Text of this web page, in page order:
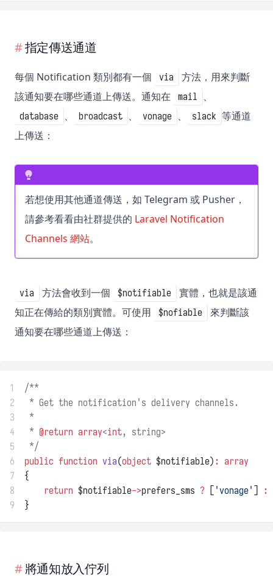
指定傳送通道
每個 Notification 類別都有一個 via
方法，用來判斷
該通知要在哪些通道上傳送。通知在
mail 、
database 、 broadcast 、 vonage 、 slack 等通道
上傳送：
若想使用其他通道傳送，如 Telegram 或 Pusher，
請參考看看由社群提供的 Laravel Notification
Channels 網站。
via 方法會收到一個 $notifiable
實體，也就是該通
知正在傳給的類別實體。可使用
$nofiable
來判斷該
通知要在哪些通道上傳送：
1
/**
2
* Get the notification's delivery channels.
3
*
4
* @return array<int, string>
5
*/
6
public function via(object $notifiable) : array
7
{
8
return $notifiable->prefers_sms ? [ 'vonage' ] :
9
}
將通知放入佇列